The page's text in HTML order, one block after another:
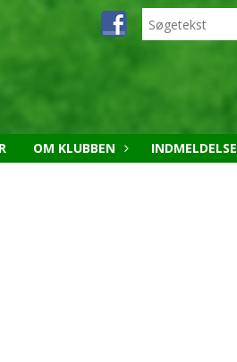
OM KLUBBEN INDMELDELSE